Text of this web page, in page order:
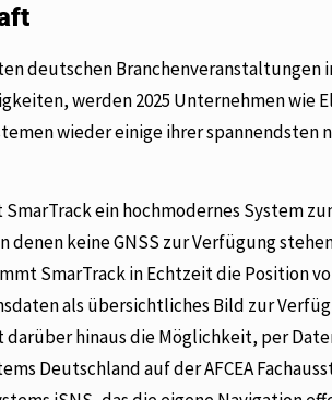
deutschen Branchenveranstaltungen
werden 2025 Unternehmen wie
wieder einige ihrer spannendsten
ein hochmodernes System
keine GNSS zur Verfügung
SmarTrack in Echtzeit die Position
als übersichtliches Bild zur
hinaus die Möglichkeit, per
Deutschland auf der AFCEA